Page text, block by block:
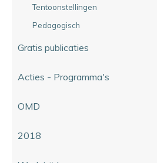
Tentoonstellingen
Pedagogisch
Gratis publicaties
Acties - Programma's
OMD
2018